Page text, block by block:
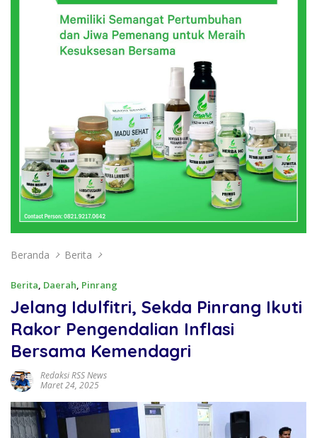
Beranda Berita
Berita, Daerah, Pinrang
Jelang Idulfitri, Sekda Pinrang Ikuti
Rakor Pengendalian Inflasi
Bersama Kemendagri
Redaksi RSS News
Maret 24, 2025